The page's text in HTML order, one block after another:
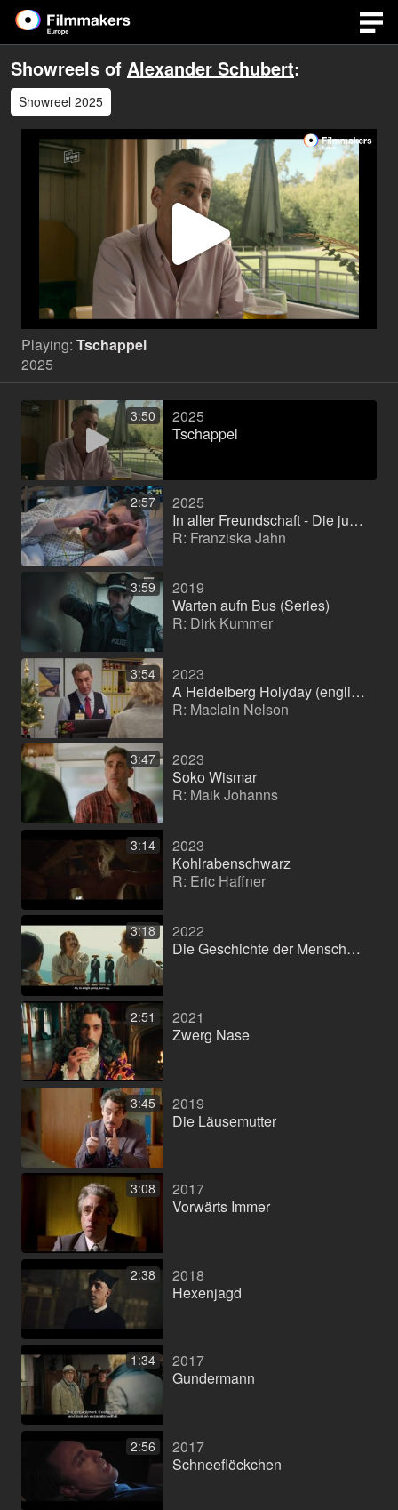
Showreels of Alexander Schubert:
Showreel 2025
Play
Video
Playing: Tschappel
2025
3:50
2025
Tschappel
2:57
2025
In aller Freundschaft - Die jungen Ärzte
R: Franziska Jahn
3:59
2019
Warten aufn Bus (Series)
R: Dirk Kummer
3:54
2023
A Heidelberg Holyday (english)
R: Maclain Nelson
3:47
2023
Soko Wismar
R: Maik Johanns
3:14
2023
Kohlrabenschwarz
R: Eric Haffner
3:18
2022
Die Geschichte der Menschheit-leicht gekürzt
2:51
2021
Zwerg Nase
3:45
2019
Die Läusemutter
3:08
2017
Vorwärts Immer
2:38
2018
Hexenjagd
1:34
2017
Gundermann
2:56
2017
Schneeflöckchen